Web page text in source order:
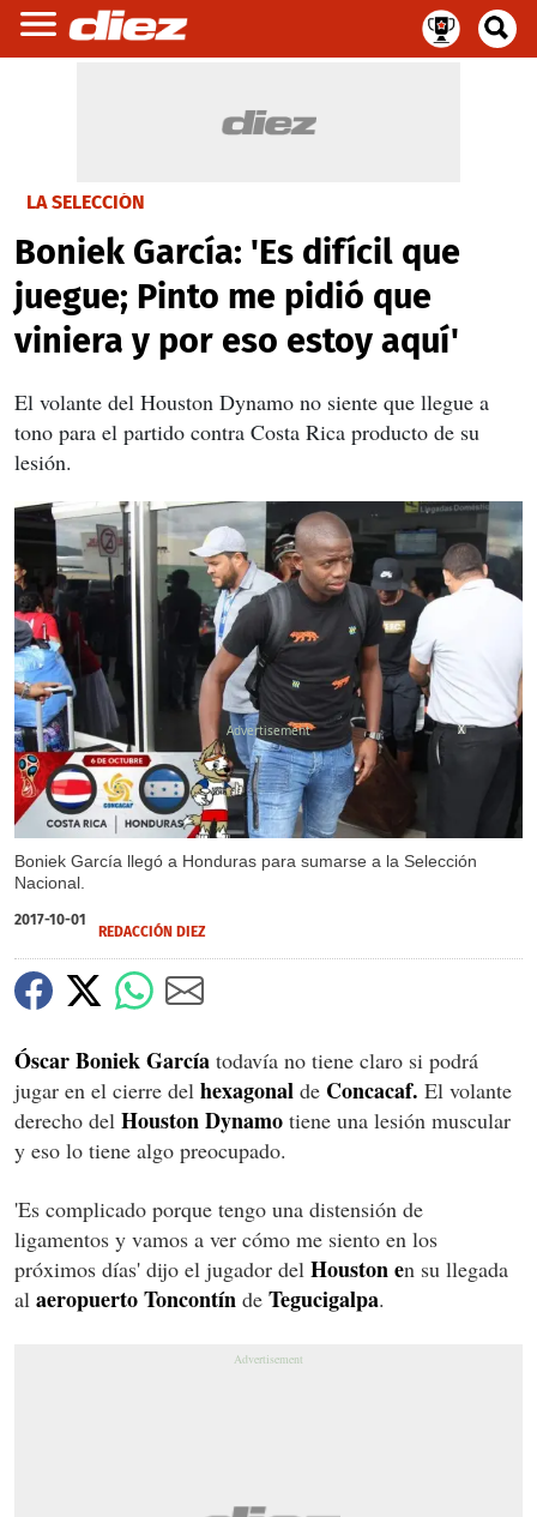
LA SELECCIÓN
Boniek García: 'Es difícil que
juegue; Pinto me pidió que
viniera y por eso estoy aquí'
El volante del Houston Dynamo no siente que llegue a
tono para el partido contra Costa Rica producto de su
lesión.
Boniek García llegó a Honduras para sumarse a la Selección
Nacional.
X
2017-10-01
REDACCIÓN DIEZ
Óscar Boniek García todavía no tiene claro si podrá
jugar en el cierre del hexagonal de Concacaf. El volante
derecho del Houston Dynamo tiene una lesión muscular
y eso lo tiene algo preocupado.
'Es complicado porque tengo una distensión de
ligamentos y vamos a ver cómo me siento en los
próximos días' dijo el jugador del Houston en su llegada
al aeropuerto Toncontín de Tegucigalpa.